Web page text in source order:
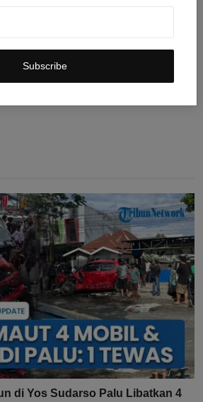
Subscribe
di Yos Sudarso Palu Libatkan 4